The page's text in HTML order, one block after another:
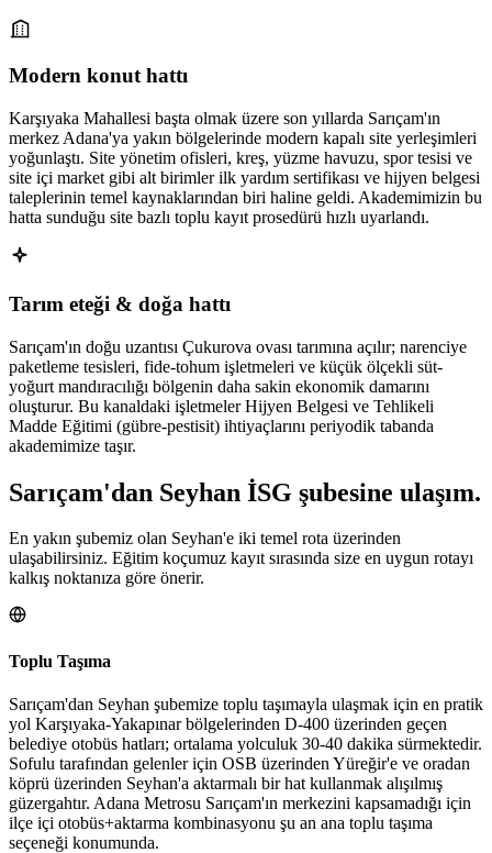
Modern konut hattı
Karşıyaka Mahallesi başta olmak üzere son yıllarda Sarıçam'ın
merkez Adana'ya yakın bölgelerinde modern kapalı site yerleşimleri
yoğunlaştı. Site yönetim ofisleri, kreş, yüzme havuzu, spor tesisi ve
site içi market gibi alt birimler ilk yardım sertifikası ve hijyen belgesi
taleplerinin temel kaynaklarından biri haline geldi. Akademimizin bu
hatta sunduğu site bazlı toplu kayıt prosedürü hızlı uyarlandı.
Tarım eteği & doğa hattı
Sarıçam'ın doğu uzantısı Çukurova ovası tarımına açılır; narenciye
paketleme tesisleri, fide-tohum işletmeleri ve küçük ölçekli süt-
yoğurt mandıracılığı bölgenin daha sakin ekonomik damarını
oluşturur. Bu kanaldaki işletmeler Hijyen Belgesi ve Tehlikeli
Madde Eğitimi (gübre-pestisit) ihtiyaçlarını periyodik tabanda
akademimize taşır.
Sarıçam'dan Seyhan İSG şubesine ulaşım.
En yakın şubemiz olan Seyhan'e iki temel rota üzerinden
ulaşabilirsiniz. Eğitim koçumuz kayıt sırasında size en uygun rotayı
kalkış noktanıza göre önerir.
Toplu Taşıma
Sarıçam'dan Seyhan şubemize toplu taşımayla ulaşmak için en pratik
yol Karşıyaka-Yakapınar bölgelerinden D-400 üzerinden geçen
belediye otobüs hatları; ortalama yolculuk 30-40 dakika sürmektedir.
Sofulu tarafından gelenler için OSB üzerinden Yüreğir'e ve oradan
köprü üzerinden Seyhan'a aktarmalı bir hat kullanmak alışılmış
güzergahtır. Adana Metrosu Sarıçam'ın merkezini kapsamadığı için
ilçe içi otobüs+aktarma kombinasyonu şu an ana toplu taşıma
seçeneği konumunda.